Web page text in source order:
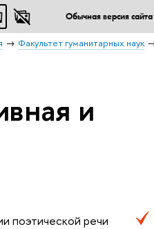
Обычная версия сайта
Факультет гуманитарных наук
и
поэтической речи